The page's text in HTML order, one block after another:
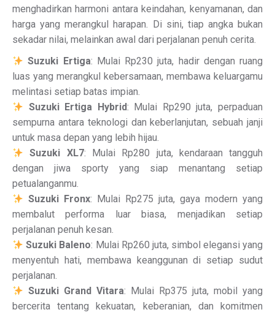
menghadirkan harmoni antara keindahan, kenyamanan, dan
harga yang merangkul harapan. Di sini, tiap angka bukan
sekadar nilai, melainkan awal dari perjalanan penuh cerita.
Suzuki Ertiga: Mulai Rp230 juta, hadir dengan ruang
luas yang merangkul kebersamaan, membawa keluargamu
melintasi setiap batas impian.
Suzuki Ertiga Hybrid: Mulai Rp290 juta, perpaduan
sempurna antara teknologi dan keberlanjutan, sebuah janji
untuk masa depan yang lebih hijau.
Suzuki XL7: Mulai Rp280 juta, kendaraan tangguh
dengan jiwa sporty yang siap menantang setiap
petualanganmu.
Suzuki Fronx: Mulai Rp275 juta, gaya modern yang
membalut performa luar biasa, menjadikan setiap
perjalanan penuh kesan.
Suzuki Baleno: Mulai Rp260 juta, simbol elegansi yang
menyentuh hati, membawa keanggunan di setiap sudut
perjalanan.
Suzuki Grand Vitara: Mulai Rp375 juta, mobil yang
bercerita tentang kekuatan, keberanian, dan komitmen